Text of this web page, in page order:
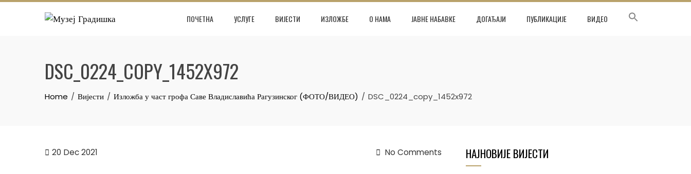
Skip
ПОЧЕТНА УСЛУГЕ ВИЈЕСТИ ИЗЛОЖБЕ О НАМА ЈАВНЕ НАБАВКЕ ДОГАЂАЈИ ПУБЛИКАЦИЈЕ ВИДЕО
DSC_0224_COPY_1452X972
Home Вијести Изложба у част грофа Саве Владиславића Рагузинског (ФОТО/ВИДЕО) DSC_0224_copy_1452x972
20 Dec 2021 No Comments НАЈНОВИЈЕ ВИЈЕСТИ